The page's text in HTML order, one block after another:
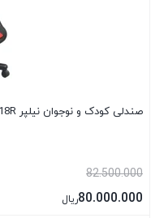
صندلی کودک و نوجوان نیلپر KCR518R
82.500.000
80.000.000ریال